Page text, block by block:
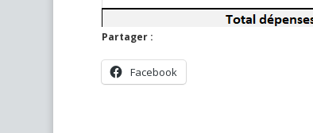
Partager :
Facebook